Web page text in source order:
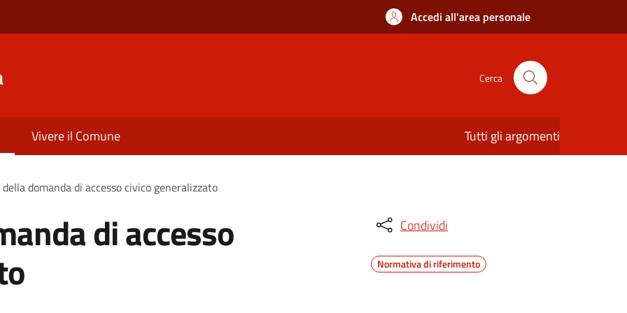
Accedi all'area personale
Cerca
Vivere il Comune Tutti gli argomenti
della domanda di accesso civico generalizzato
di accesso Condividi
Normativa di riferimento